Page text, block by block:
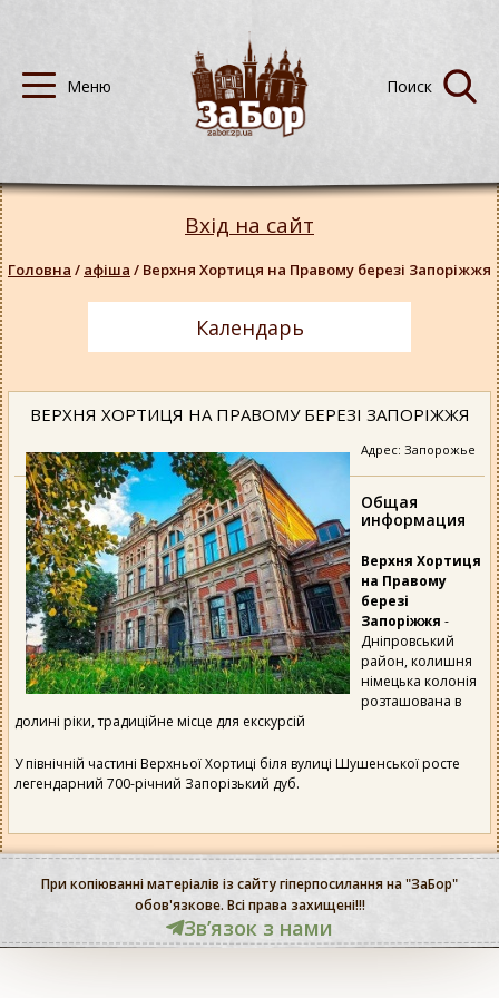
ВЕРХНЯ ХОРТИЦЯ НА ПРАВОМУ БЕРЕЗІ ЗАПОРІЖЖЯ
Адрес: Запорожье
Общая
информация
Верхня Хортиця
на Правому
березі
Запоріжжя -
Дніпровський
район, колишня
німецька колонія
розташована в
долині ріки, традиційне місце для екскурсій
У північній частині Верхньої Хортиці біля вулиці Шушенської росте
легендарний 700-річний Запорізький дуб.
Вхід на сайт
Головна / афіша / Верхня Хортиця на Правому березі Запоріжжя
Календарь
При копіюванні матеріалів із сайту гіперпосилання на "ЗаБор"
обов'язкове. Всі права захищені!!!
Звʼязок з нами